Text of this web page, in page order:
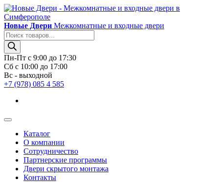
Новые Двери Межкомнатные и входные двери
Поиск
товаров
Пн-Пт с 9:00 до 17:30
Сб с 10:00 до 17:00
Вс - выходной
+7 (978) 085 4 585
Каталог
О компании
Сотрудничество
Партнерские программы
Двери скрытого монтажа
Контакты